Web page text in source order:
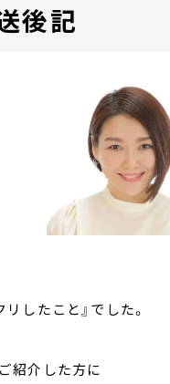
後記
したこと』でした。
紹介した方に